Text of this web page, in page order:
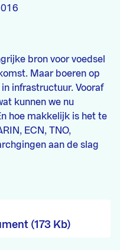
bron voor voedsel
Maar boeren op
infrastructuur. Vooraf
kunnen we nu
hoe makkelijk is het te
ECN, TNO,
aan de slag
(173 Kb)